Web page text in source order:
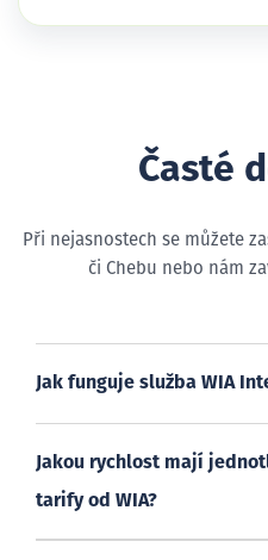
Časté
Při nejasnostech se můžete
či Chebu nebo nám
Jak funguje služba WIA
Jakou rychlost mají
tarify od WIA?